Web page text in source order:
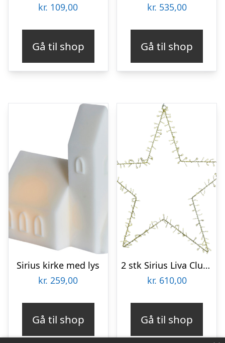
kr. 109,00
Gå til shop
kr. 535,00
Gå til shop
Sirius kirke med lys
kr. 259,00
Gå til shop
2 stk Sirius Liva Cluster stjerne med lys, 140 lys
kr. 610,00
Gå til shop